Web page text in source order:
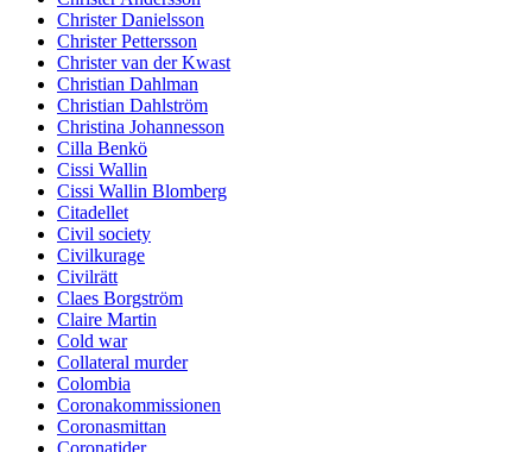
Christer Danielsson
Christer Pettersson
Christer van der Kwast
Christian Dahlman
Christian Dahlström
Christina Johannesson
Cilla Benkö
Cissi Wallin
Cissi Wallin Blomberg
Citadellet
Civil society
Civilkurage
Civilrätt
Claes Borgström
Claire Martin
Cold war
Collateral murder
Colombia
Coronakommissionen
Coronasmittan
Coronatider